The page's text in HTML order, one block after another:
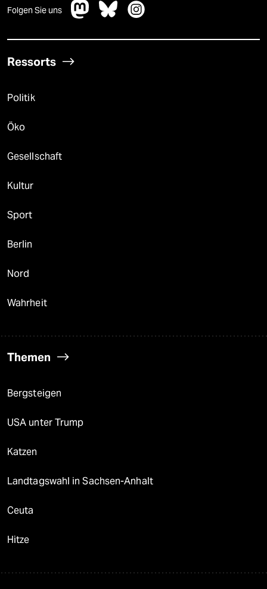
Folgen Sie uns
Ressorts
Politik
Öko
Gesellschaft
Kultur
Sport
Berlin
Nord
Wahrheit
Themen
Bergsteigen
USA unter Trump
Katzen
Landtagswahl in Sachsen-Anhalt
Ceuta
Hitze